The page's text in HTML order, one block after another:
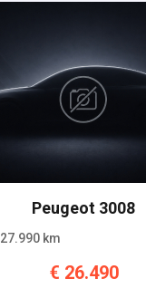
Peugeot 3008
27.990 km
€ 26.490